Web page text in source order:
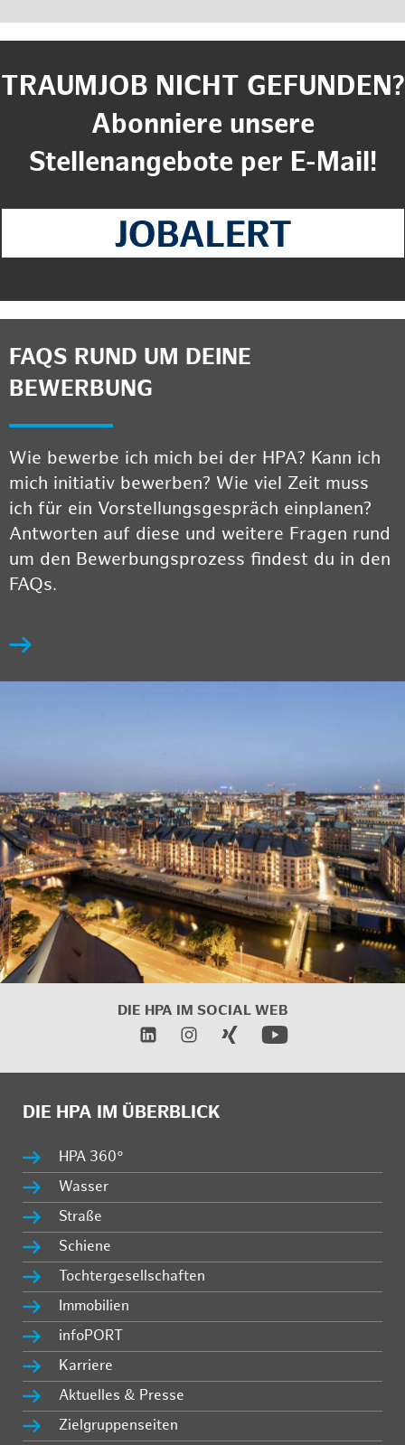
TRAUMJOB NICHT GEFUNDEN?
Abonniere unsere
Stellenangebote per E-Mail!
FAQS RUND UM DEINE
BEWERBUNG
Wie bewerbe ich mich bei der HPA? Kann ich
mich initiativ bewerben? Wie viel Zeit muss
ich für ein Vorstellungsgespräch einplanen?
Antworten auf diese und weitere Fragen rund
um den Bewerbungsprozess findest du in den
FAQs.
DIE HPA IM SOCIAL WEB
DIE HPA IM ÜBERBLICK
HPA 360°
Wasser
Straße
Schiene
Tochtergesellschaften
Immobilien
infoPORT
Karriere
Aktuelles & Presse
Zielgruppenseiten